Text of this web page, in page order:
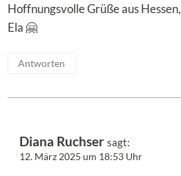
Hoffnungsvolle Grüße aus Hessen,
Ela 🤗
Antworten
Diana Ruchser sagt:
12. März 2025 um 18:53 Uhr